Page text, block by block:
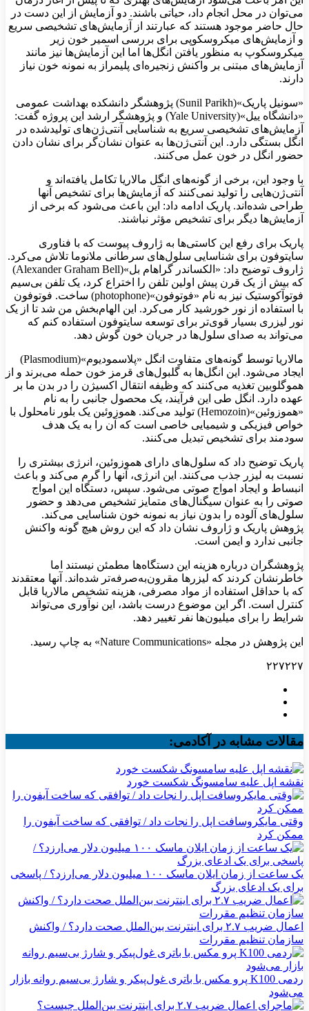
می‌توان در محل انجام داد، حیاتی باشند. دو آزمایش از این دست در
حال حاضر موجود هستند که عبارتند از آزمایش‌های تشخیصی سریع
و آزمایش‌های میکروسکوپی برای بررسی اسمیر خون زیر
میکروسکوپ به منظور یافتن انگل‌ها اما این آزمایش‌ها نیز مانند
آزمایش‌های مبتنی بر واکنش زنجیره‌ای پلیمراز به نمونه خون نیاز
دارند.
«سونیل پاریک»(Sunil Parikh) پژوهشگر دانشکده بهداشت عمومی
«دانشگاه ییل»(Yale University) و پژوهشگر ارشد این پروژه گفت:
آزمایش‌های تشخیصی سریع به شناسایی آنتی‌ژن‌های تولیدشده در
انگل بستگی دارد. این آنتی‌ژن‌ها به عنوان نشان‌گر برای نشان دادن
حضور انگل در خون عمل می‌کنند.
با وجود این، برخی از گونه‌های انگل مالاریا تکامل یافته‌اند و
آنتی‌ژن‌هایی را تولید نمی‌کنند که آزمایش‌ها برای تشخیص آنها
طراحی شده‌اند. پاریک ادامه داد: این باعث می‌شود که برخی از
آزمایش‌ها دیگر برای تشخیص مؤثر نباشند.
پاریک برای رفع این کاستی‌ها به ژاروف پیوست که با فناوری
سایتوفون برای شناسایی سلول‌های سرطانی ملانوما تلاش می‌کرد.
ژاروف توضیح داد: «الکساندر گراهام بل»(Alexander Graham Bell)
که بیش از یک قرن پیش اولین تلفن را اختراع کرد، یک تلفن بی‌سیم
فوتوآکوستیک نیز به نام «فوتوفون»(photophone) ساخت. فوتوفون
با استفاده از نور خورشید کار می‌کرد. این الهام‌بخش من شد تا از یک
نور لیزری بسیار قوی‌تر برای توسعه سایتوفون استفاده کنم که
می‌تواند به صدای سلول‌ها در جریان خون گوش دهد.
مالاریا توسط گونه‌های متفاوت انگل «پلاسمودیوم»(Plasmodium)
ایجاد می‌شود. این انگل‌ها به گلبول‌های قرمز خون حمله می‌برند و از
هموگلوبین تغذیه می‌کنند که وظیفه انتقال اکسیژن را در بدن ما بر
عهده دارد. انگل طی این فرآیند، یک محصول جانبی را به نام
«هموزوئین»(Hemozoin) تولید می‌کند. هموزوئین یک بلور نامحلول با
خواص فیزیکی و شیمیایی خاصی است که آن را به یک هدف
سودمند برای تشخیص تبدیل می‌کنند.
پاریک توضیح داد که سلول‌های دارای هموزوئین، انرژی بیشتری را
نسبت به لیزر جذب می‌کنند. این انرژی، آنها را گرم می‌کند و باعث
انبساط و ایجاد امواج صوتی می‌شود. سپس، دستگاه این امواج
صوتی را به عنوان سیگنال‌های متمایز تشخیص می‌دهد و حضور
سلول‌های آلوده را بدون نیاز به نمونه خون شناسایی می‌کند.
پژوهش پاریک و ژاروف نشان داد که این روش هیچ گونه واکنش
جانبی ندارد و ایمن است.
پژوهشگران درباره هزینه این دستگاه‌ها مطمئن نیستند اما
خاطرنشان کردند که لیزرها مقرون‌به‌صرفه‌تر شده‌اند. آنها معتقدند
که با حداقل استفاده از مواد مصرفی، هزینه تشخیص مالاریا قابل
کنترل است. اگر این موضوع درست باشد، این نوآوری می‌تواند
شرایط را برای میلیون‌ها نفر تغییر دهد.
این پژوهش در مجله «Nature Communications» به چاپ رسید.
۲۲۷۲۲۷
مقالات مشابه در آکادمی:
نقشه اپل علیه سامسونگ شکست خورد
وقتی مایکروسافت اپل را نجات داد / توافقی که ساخت آیفون را
ممکن کرد
یک ساعت از زمان ایلان ماسک ۱۰۰ میلیون دلار می‌ارزد؟ / پاسخی
برای یک ادعای بزرگ
اعمال ضریب ۲.۷ برای اینترنت بین‌الملل صحت دارد؟ / واکنش
سازمان تنظیم مقررات
ردمی K100 پرو مکس با باتری غول‌پیکر و شارژ بی‌سیم روانه بازار
می‌شود